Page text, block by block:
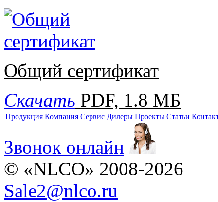
Общий сертификат
Скачать PDF, 1.8 МБ
Продукция Компания Сервис Дилеры Проекты Статьи
Звонок онлайн
© «NLCO» 2008-2026
Sale2@nlco.ru